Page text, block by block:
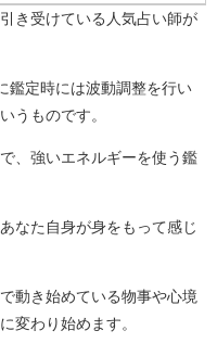
き受けている人気占い師が
鑑定時には波動調整を行い
うものです。
、強いエネルギーを使う鑑
なた自身が身をもって感じ
動き始めている物事や心境
変わり始めます。